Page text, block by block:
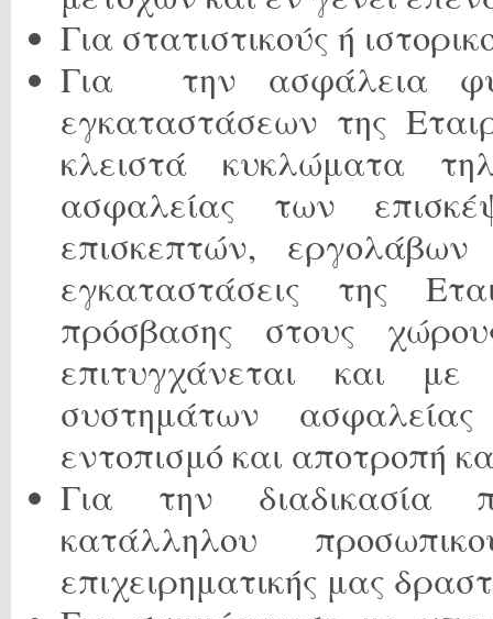
Για στατιστικούς ή
Για την ασφάλεια
εγκαταστάσεων της
κλειστά κυκλώματα
ασφαλείας των
επισκεπτών,
εγκαταστάσεις της
πρόσβασης στους
επιτυγχάνεται και
συστημάτων
εντοπισμό και αποτροπή
Για την διαδικασία
κατάλληλου
επιχειρηματικής μας